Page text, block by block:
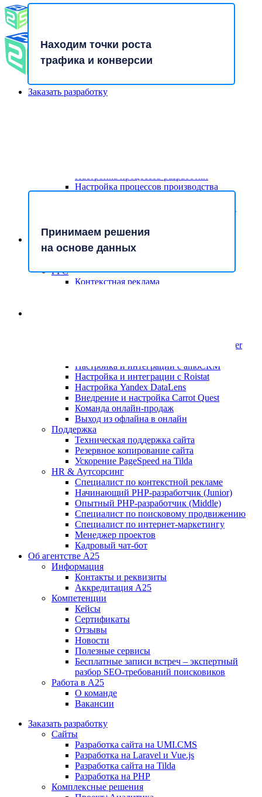
Заказать разработку
Настройка процессов производства
Настройка процессов маркетинг-отдела
Привлечь трафик
SEO
PPC
Контекстная реклама
Настройка и интеграции с Yandex Tracker
Настройка и интеграции с amoCRM
Настройка и интеграции с Roistat
Настройка Yandex DataLens
Внедрение и настройка Carrot Quest
Команда онлайн-продаж
Выход из офлайна в онлайн
Поддержка
Техническая поддержка сайта
Резервное копирование сайта
Ускорение PageSpeed на Tilda
HR & Аутсорсинг
Специалист по контекстной рекламе
Начинающий PHP-разработчик (Junior)
Опытный PHP-разработчик (Middle)
Специалист по поисковому продвижению
Специалист по интернет-маркетингу
Менеджер проектов
Кадровый чат-бот
Об агентстве А25
Информация
Контакты и реквизиты
Аккредитация А25
Компетенции
Кейсы
Сертификаты
Отзывы
Новости
Полезные сервисы
Бесплатные записи встреч – экспертный
разбор SEO-требований поисковиков
Работа в А25
О команде
Вакансии
Заказать разработку
Сайты
Разработка сайта на UMI.CMS
Разработка на Laravel и Vue.js
Разработка сайта на Tilda
Разработка на PHP
Комплексные решения
Принимаем решения
на основе данных
Находим точки роста
трафика и конверсии